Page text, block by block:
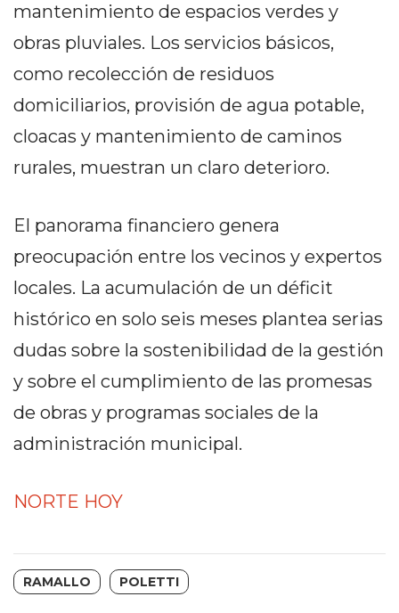
NOTICIAS
DE
ARRECIFES
DE
SALTO
Y
NOTICIAS
DE
ZÁRATE
CAMPANA
EXALTACIÓN
DE
COLÓN
AIRES)
EL
mantenimiento de espacios verdes y
obras pluviales. Los servicios básicos,
como recolección de residuos
domiciliarios, provisión de agua potable,
cloacas y mantenimiento de caminos
rurales, muestran un claro deterioro.
El panorama financiero genera
preocupación entre los vecinos y expertos
locales. La acumulación de un déficit
histórico en solo seis meses plantea serias
dudas sobre la sostenibilidad de la gestión
y sobre el cumplimiento de las promesas
de obras y programas sociales de la
administración municipal.
NORTE HOY
RAMALLO POLETTI